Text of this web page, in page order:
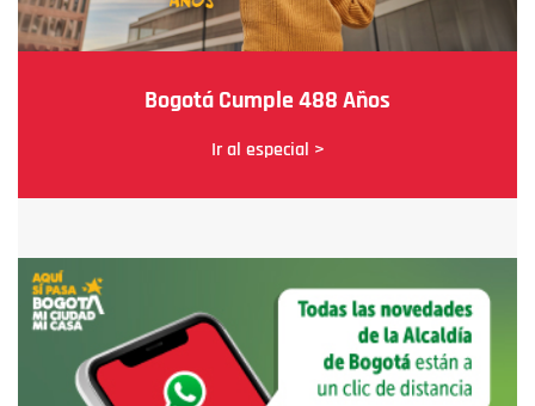
Bogotá Cumple 488 Años
Ir al especial >